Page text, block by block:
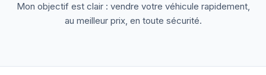
Mon objectif est clair : vendre votre véhicule rapidement,
au meilleur prix, en toute sécurité.